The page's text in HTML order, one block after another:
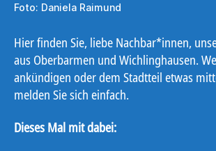
Foto: Daniela Raimund
Hier finden Sie, liebe Nachbar*innen,
aus Oberbarmen und Wichlinghausen.
ankündigen oder dem Stadtteil etwas
melden Sie sich einfach.
Dieses Mal mit dabei: